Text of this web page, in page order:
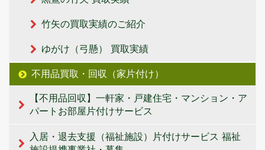
竹矢の買取実績のご紹介
ゆがけ（弓懸） 買取実績
不用品買取・回収（家片付け）
【不用品回収】一軒家・戸建住宅・マンション・ア
パートお部屋片付けサービス
入居・退去支援（福祉施設）片付けサービス 福祉